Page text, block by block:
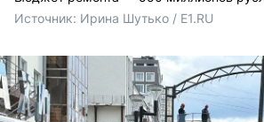
Источник: Ирина Шутько / E1.RU